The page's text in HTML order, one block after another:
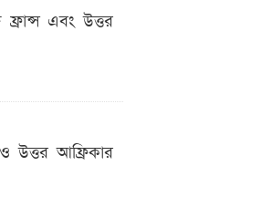
এবং উত্তর
উত্তর আফ্রিকার